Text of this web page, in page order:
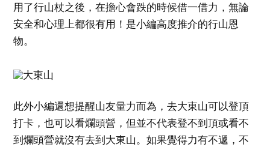
用了行山杖之後，在擔心會跌的時候借一借力，無論
安全和心理上都很有用！是小編高度推介的行山恩
物。
此外小編還想提醒山友量力而為，去大東山可以登頂
打卡，也可以看爛頭營，但並不代表登不到頂或看不
到爛頭營就沒有去到大東山。如果覺得力有不遞，不